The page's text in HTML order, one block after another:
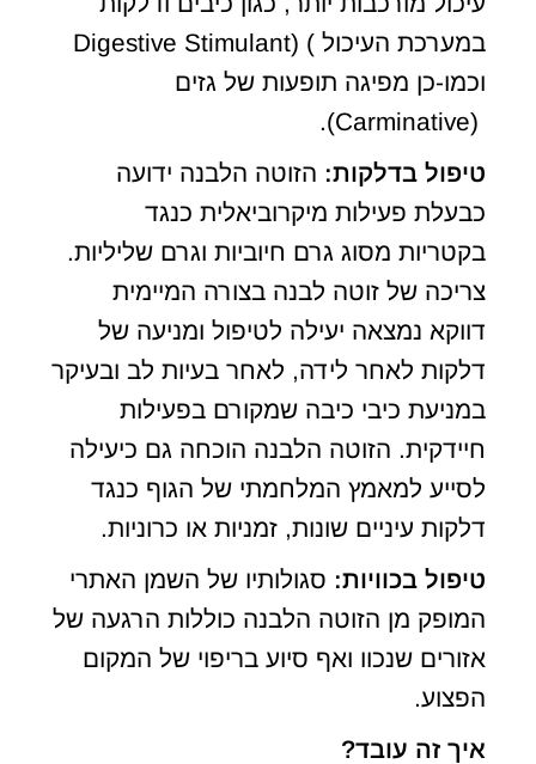
במערכת העיכול ) (Digestive Stimulant
וכמו-כן מפיגה תופעות של גזים
(Carminative).
טיפול בדלקות: הזוטה הלבנה ידועה
כבעלת פעילות מיקרוביאלית כנגד
בקטריות מסוג גרם חיוביות וגרם שליליות.
צריכה של זוטה לבנה בצורה המיימית
דווקא נמצאה יעילה לטיפול ומניעה של
דלקות לאחר לידה, לאחר בעיות לב ובעיקר
במניעת כיבי כיבה שמקורם בפעילות
חיידקית. הזוטה הלבנה הוכחה גם כיעילה
לסייע למאמץ המלחמתי של הגוף כנגד
דלקות עיניים שונות, זמניות או כרוניות.
טיפול בכוויות: סגולותיו של השמן האתרי
המופק מן הזוטה הלבנה כוללות הרגעה של
אזורים שנכוו ואף סיוע בריפוי של המקום
הפצוע.
איך זה עובד?